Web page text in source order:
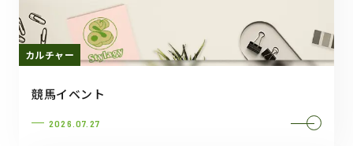
カルチャー
競馬イベント
2026.07.27